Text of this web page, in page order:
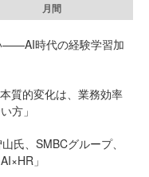
月間
——AI時代の経験学習加
質的変化は、業務効率
方」
氏、SMBCグループ、
」